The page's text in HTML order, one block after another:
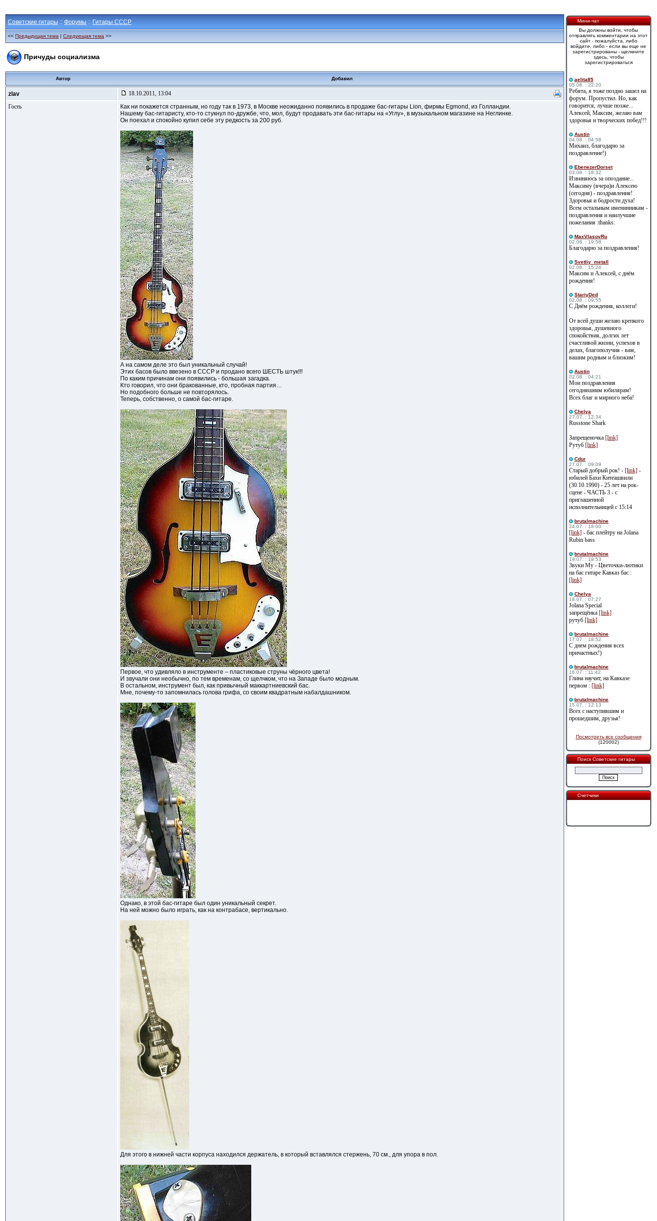
Советские гитары :: Форумы :: Гитары СССР
<< Предыдущая тема | Следующая тема >>
Причуды социализма
Автор Добавил
zlav
18.10.2011, 13:04
Гость
Как ни покажется странным, но году так в 1973, в Москве неожиданно появились в продаже бас-гитары Lion, фирмы Egmond, из Голландии.
Нашему бас-гитаристу, кто-то стукнул по-дружбе, что, мол, будут продавать эти бас-гитары на «Углу», в музыкальном магазине на Неглинке.
Он поехал и спокойно купил себе эту редкость за 200 руб.
А на самом деле это был уникальный случай!
Этих басов было ввезено в СССР и продано всего ШЕСТЬ штук!!!
По каким причинам они появились - большая загадка.
Кто говорил, что они бракованные, кто, пробная партия…
Но подобного больше не повторялось.
Теперь, собственно, о самой бас-гитаре.
Первое, что удивляло в инструменте – пластиковые струны чёрного цвета!
И звучали они необычно, по тем временам, со щелчком, что на Западе было модным.
В остальном, инструмент был, как привычный маккартниевский бас.
Мне, почему-то запомнилась голова грифа, со своим квадратным набалдашником.
Однако, в этой бас-гитаре был один уникальный секрет.
На ней можно было играть, как на контрабасе, вертикально.
Для этого в нижней части корпуса находился держатель, в который вставлялся стержень, 70 см., для упора в пол.
Мини-чат
Вы должны войти, чтобы
отправлять комментарии на этот
сайт - пожалуйста, либо
войдите, либо - если вы еще не
зарегистрированы - щелкните
здесь, чтобы
зарегистрироваться
aelita85
05.08. : 22:20
Ребята, я тоже поздно зашел на
форум. Пропустил. Но, как
говорится, лучше позже...
Алексей, Максим, желаю вам
здоровья и творческих побед!!!
Austin
04.08. : 04:58
Михаил, благодарю за
поздравление!)
EbenezerDorset
03.08. : 18:32
Извиняюсь за опоздание...
Максиму (вчера)и Алексею
(сегодня) - поздравления!
Здоровья и бодрости духа!
Всем остальным именинникам -
поздравления и наилучшие
пожелания :thanks:
MaxVlasovRu
02.08. : 19:58
Благодарю за поздравления!
Svetliy_metall
02.08. : 15:24
Максим и Алексей, с днём
рождения!
StariyDed
02.08. : 09:55
С Днём рождения, коллеги!
От всей души желаю крепкого
здоровья, душевного
спокойствия, долгих лет
счастливой жизни, успехов в
делах, благополучия - вам,
вашим родным и близким!
Austin
02.08. : 04:21
Мои поздравления
сегодняшним юбилярам!
Всех благ и мирного неба!
Сhelya
27.07. : 12:34
Russtone Shark
Запрещеночка [link]
Рутуб [link]
Cdur
27.07. : 09:09
Старый добрый рок! - [link] -
юбилей Бахи Китеашвили
(30.10.1990) - 25 лет на рок-
сцене - ЧАСТЬ 3 - с
приглашенной
исполнительницей с 15:14
brutalmachine
24.07. : 18:00
[link] - бас плейтру на Jolana
Rubin bass
brutalmachine
19.07. : 19:53
Звуки Му - Цветочки-лютики
на бас гитаре Кавказ бас :
[link]
Сhelya
18.07. : 07:27
Jolana Special
запрещёнка [link]
рутуб [link]
brutalmachine
17.07. : 18:52
С днем рождения всех
причастных!)
brutalmachine
16.07. : 11:42
Глина научит, на Кавказе
первом : [link]
brutalmachine
15.07. : 12:13
Всех с наступившим и
прошедшим, друзья!
Посмотреть все сообщения
(120002)
Поиск Советские гитары
Счетчики